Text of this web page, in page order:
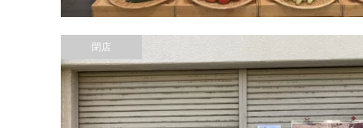
閉店